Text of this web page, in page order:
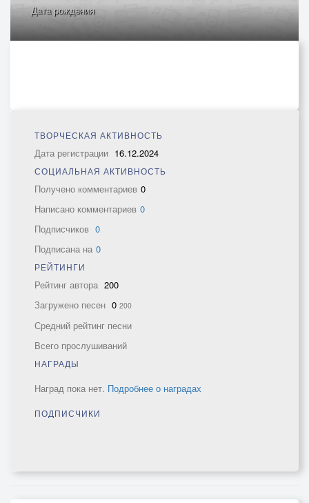
Дата рождения
ТВОРЧЕСКАЯ АКТИВНОСТЬ
Дата регистрации 16.12.2024
СОЦИАЛЬНАЯ АКТИВНОСТЬ
Получено комментариев 0
Написано комментариев 0
Подписчиков 0
Подписана на 0
РЕЙТИНГИ
Рейтинг автора 200
Загружено песен 0 200
Средний рейтинг песни
Всего прослушиваний
НАГРАДЫ
Наград пока нет. Подробнее о наградах
ПОДПИСЧИКИ